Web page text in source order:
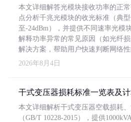
本文详细解答光模块接收功率的正
点分析千兆光模块的收光标准（典
至-24dBm），并提供不同速率光模
解释功率异常的常见原因（如光纤
解决方案，帮助用户快速判断网络性
2026年8月4日
干式变压器损耗标准一览表及
本文详细解析干式变压器空载损耗
（GB/T 10228-2015），提供